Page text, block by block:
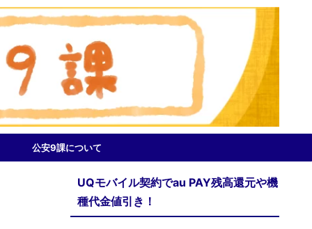
公安9課について
UQモバイル契約でau PAY残高還元や機
種代金値引き！